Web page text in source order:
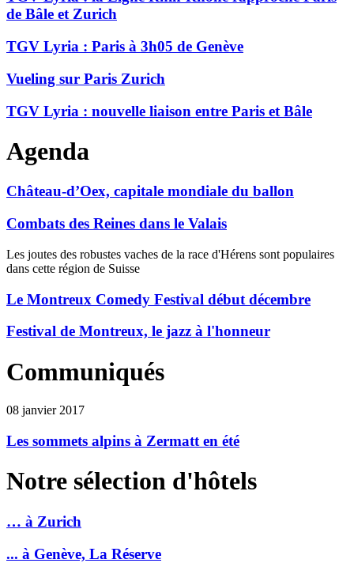
de Bâle et Zurich
TGV Lyria : Paris à 3h05 de Genève
Vueling sur Paris Zurich
TGV Lyria : nouvelle liaison entre Paris et Bâle
Agenda
Château-d’Oex, capitale mondiale du ballon
Combats des Reines dans le Valais
Les joutes des robustes vaches de la race d'Hérens sont populaires
dans cette région de Suisse
Le Montreux Comedy Festival début décembre
Festival de Montreux, le jazz à l'honneur
Communiqués
08 janvier 2017
Les sommets alpins à Zermatt en été
Notre sélection d'hôtels
… à Zurich
... à Genève, La Réserve